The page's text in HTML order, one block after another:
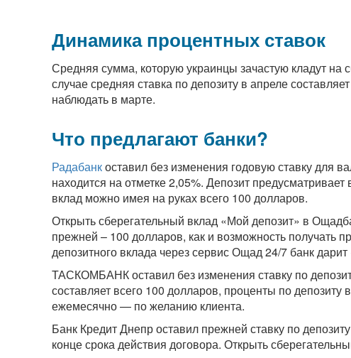
Динамика процентных ставок
Средняя сумма, которую украинцы зачастую кладут на
случае средняя ставка по депозиту в апреле
наблюдать в марте.
Что предлагают банки?
Радабанкоставил без изменения годовую ставку для
находится на отметке 2,05%. Депозит
вклад можно имея на руках всего 100 долларов.
Открыть сберегательный вклад «Мой депозит» в
прежней – 100 долларов, как и возможность
депозитного вклада через сервис Ощад 24/7 банк дарит
ТАСКОМБАНК оставил без изменения ставку по
составляет всего 100 долларов, проценты по депозиту
ежемесячно — по желанию клиента.
Банк Кредит Днепр оставил прежней ставку по
конце срока действия договора. Открыть